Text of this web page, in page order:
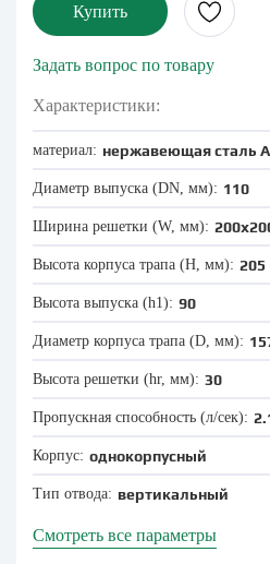
Купить
Задать вопрос по товару
Характеристики:
материал: нержавеющая сталь
Диаметр выпуска (DN, мм): 110
Ширина решетки (W, мм):
Высота корпуса трапа (Н, мм): 205
Высота выпуска (h1): 90
Диаметр корпуса трапа (D, мм):
Высота решетки (hr, мм): 30
Пропускная способность (л/сек):
Корпус: однокорпусный
Тип отвода: вертикальный
Смотреть все параметры